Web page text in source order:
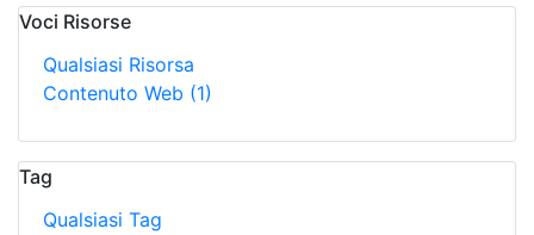
Voci Risorse
Qualsiasi Risorsa
Contenuto Web (1)
Tag
Qualsiasi Tag